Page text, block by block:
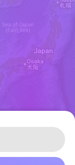
Leaflet